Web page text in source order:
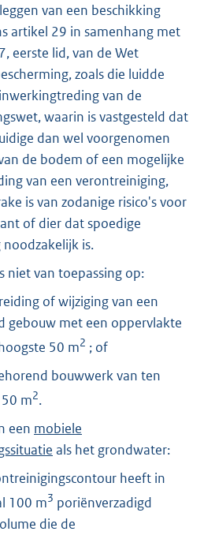
van een beschikking
artikel 29 in samenhang met
eerste lid, van de Wet
zoals die luidde
van de
waarin is vastgesteld dat
dan wel voorgenomen
de bodem of een mogelijke
van een verontreiniging,
is van zodanige risico's voor
of dier dat spoedige
noodzakelijk is.
niet van toepassing op:
of wijziging van een
gebouw met een oppervlakte
50 m2 ; of
bouwwerk van ten
m2.
een mobiele
als het grondwater:
heeft in
100 m3 poriënverzadigd
die de